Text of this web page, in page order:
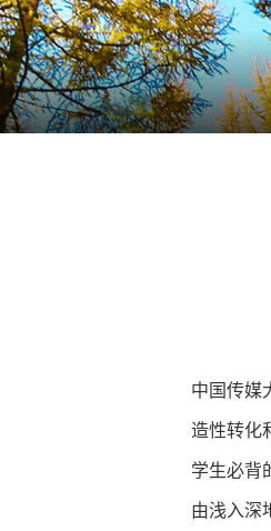
中国传媒
造性转化
学生必背
由浅入深